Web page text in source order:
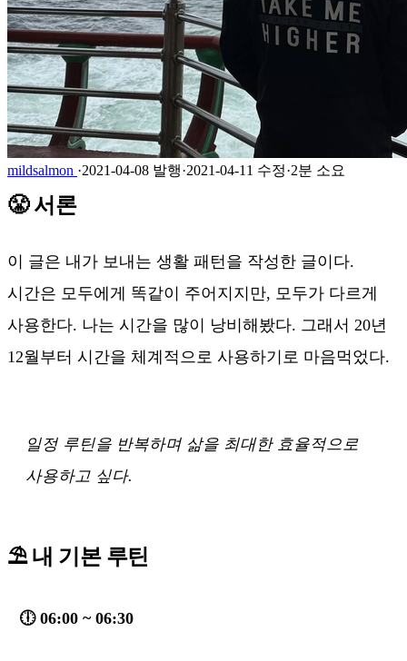
mildsalmon ·2021-04-08 발행·2021-04-11 수정·2분 소요
😤 서론
이 글은 내가 보내는 생활 패턴을 작성한 글이다.
시간은 모두에게 똑같이 주어지지만, 모두가 다르게
사용한다. 나는 시간을 많이 낭비해봤다. 그래서 20년
12월부터 시간을 체계적으로 사용하기로 마음먹었다.
일정 루틴을 반복하며 삶을 최대한 효율적으로
사용하고 싶다.
⛱ 내 기본 루틴
🕕 06:00 ~ 06:30